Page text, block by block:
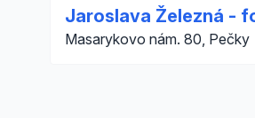
Jaroslava Železná -
Masarykovo nám. 80, Pečky